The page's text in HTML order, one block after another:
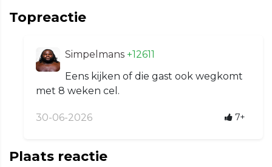
Topreactie
Simpelmans +12611
Eens kijken of die gast ook wegkomt
met 8 weken cel.
30-06-2026 7+
Plaats reactie